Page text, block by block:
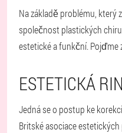
Na základě problému, který
společnost plastických
estetické a funkční. Pojďme
ESTETICKÁ
Jedná se o postup ke
Britské asociace